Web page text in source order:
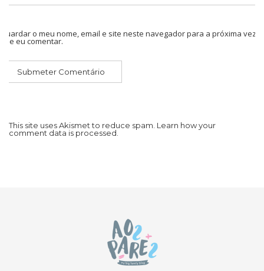
Guardar o meu nome, email e site neste navegador para a próxima vez
que eu comentar.
This site uses Akismet to reduce spam. Learn how your
comment data is processed.